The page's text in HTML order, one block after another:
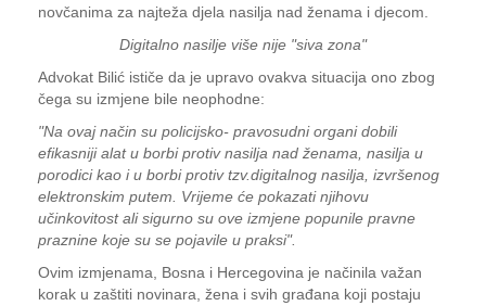
novčanima za najteža djela nasilja nad ženama i djecom.
Digitalno nasilje više nije "siva zona"
Advokat Bilić ističe da je upravo ovakva situacija ono zbog
čega su izmjene bile neophodne:
"Na ovaj način su policijsko- pravosudni organi dobili
efikasniji alat u borbi protiv nasilja nad ženama, nasilja u
porodici kao i u borbi protiv tzv.digitalnog nasilja, izvršenog
elektronskim putem. Vrijeme će pokazati njihovu
učinkovitost ali sigurno su ove izmjene popunile pravne
praznine koje su se pojavile u praksi".
Ovim izmjenama, Bosna i Hercegovina je načinila važan
korak u zaštiti novinara, žena i svih građana koji postaju